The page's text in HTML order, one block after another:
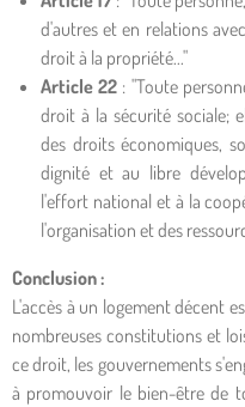
d'autres et en relations
droit à la propriété..."
Article 22 : "Toute
droit à la sécurité sociale;
des droits économiques,
dignité et au libre
l'effort national et à la
l'organisation et des
Conclusion :
L'accès à un logement décent
nombreuses constitutions et
ce droit, les gouvernements
à promouvoir le bien-être de